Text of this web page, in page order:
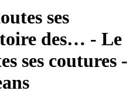
ses
des… - Le
ses coutures -